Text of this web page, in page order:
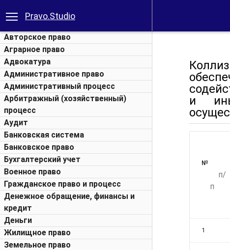
Pravo.Studio
Авторское право
Аграрное право
Адвокатура
Административное право
Административный процесс
Арбитражный (хозяйственный)
процесс
Аудит
Банковская система
Банковское право
Бухгалтерский учет
Военное право
Гражданское право и процесс
Денежное обращение, финансы и
кредит
Деньги
Жилищное право
Земельное право
и
№
п/
п
1